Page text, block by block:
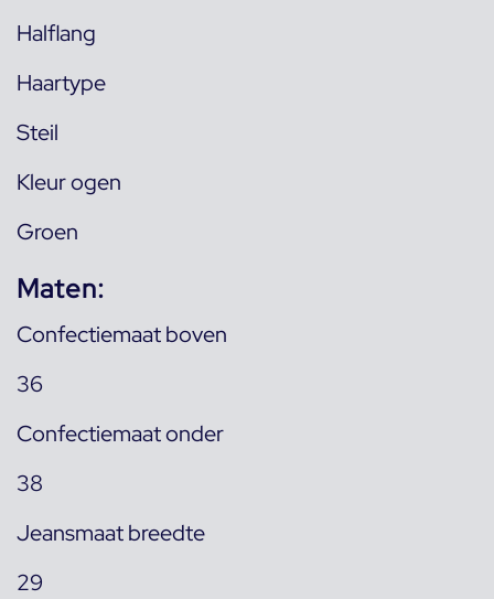
Halflang
Haartype
Steil
Kleur ogen
Groen
Maten:
Confectiemaat boven
36
Confectiemaat onder
38
Jeansmaat breedte
29